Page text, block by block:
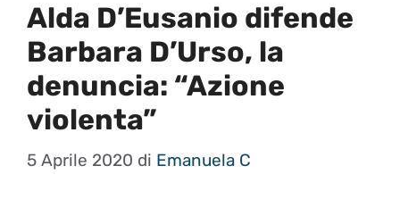
Alda D’Eusanio difende
Barbara D’Urso, la
denuncia: “Azione
violenta”
5 Aprile 2020 di Emanuela C